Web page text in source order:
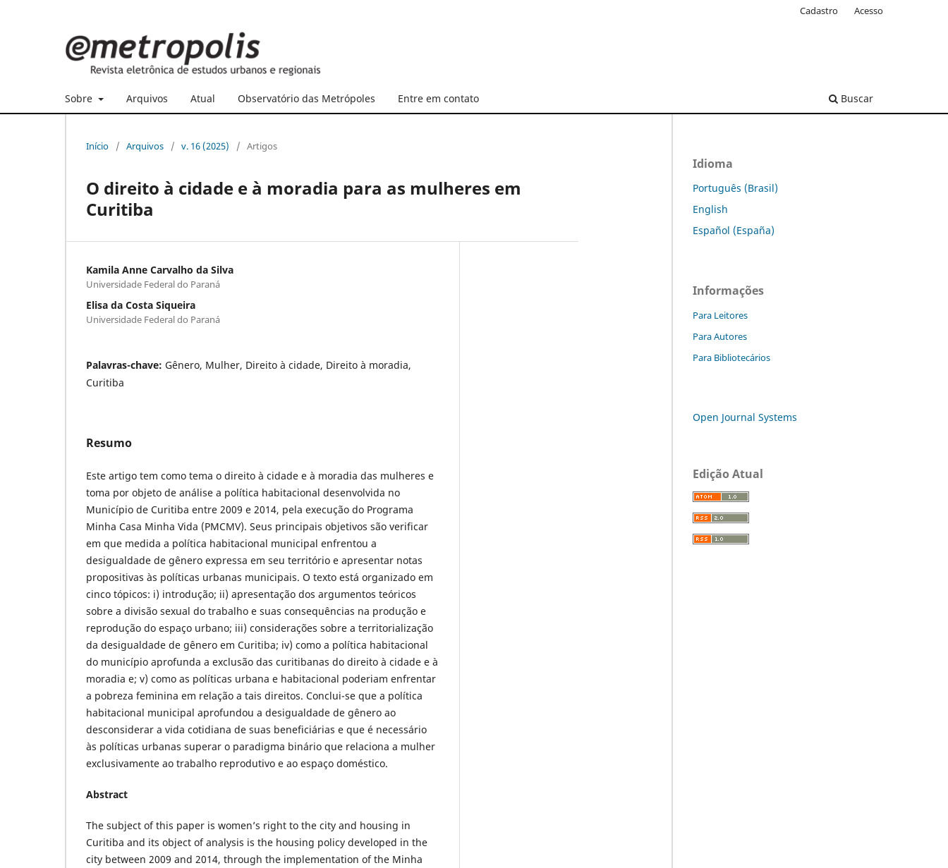
Sobre Arquivos Atual Observatório das Metrópoles Entre em contato Buscar
Cadastro Acesso
Início / Arquivos / v. 16 (2025) / Artigos
O direito à cidade e à moradia para as mulheres em
Curitiba
Kamila Anne Carvalho da Silva
Universidade Federal do Paraná
Elisa da Costa Siqueira
Universidade Federal do Paraná
Palavras-chave: Gênero, Mulher, Direito à cidade, Direito à moradia,
Curitiba
Resumo
Este artigo tem como tema o direito à cidade e à moradia das mulheres e
toma por objeto de análise a política habitacional desenvolvida no
Município de Curitiba entre 2009 e 2014, pela execução do Programa
Minha Casa Minha Vida (PMCMV). Seus principais objetivos são verificar
em que medida a política habitacional municipal enfrentou a
desigualdade de gênero expressa em seu território e apresentar notas
propositivas às políticas urbanas municipais. O texto está organizado em
cinco tópicos: i) introdução; ii) apresentação dos argumentos teóricos
sobre a divisão sexual do trabalho e suas consequências na produção e
reprodução do espaço urbano; iii) considerações sobre a territorialização
da desigualdade de gênero em Curitiba; iv) como a política habitacional
do município aprofunda a exclusão das curitibanas do direito à cidade e à
moradia e; v) como as políticas urbana e habitacional poderiam enfrentar
a pobreza feminina em relação a tais direitos. Conclui-se que a política
habitacional municipal aprofundou a desigualdade de gênero ao
desconsiderar a vida cotidiana de suas beneficiárias e que é necessário
às políticas urbanas superar o paradigma binário que relaciona a mulher
exclusivamente ao trabalho reprodutivo e ao espaço doméstico.
Abstract
The subject of this paper is women’s right to the city and housing in
Curitiba and its object of analysis is the housing policy developed in the
city between 2009 and 2014, through the implementation of the Minha
Idioma
Português (Brasil)
English
Español (España)
Informações
Para Leitores
Para Autores
Para Bibliotecários
Open Journal Systems
Edição Atual